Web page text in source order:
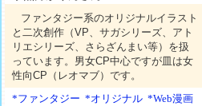
ファンタジー系のオリジナルイラスト
と二次創作（VP、サガシリーズ、アト
リエシリーズ、さらざんまい等）を扱
っています。男女CP中心ですが皿は女
性向CP（レオマブ）です。
*ファンタジー *オリジナル *Web漫画